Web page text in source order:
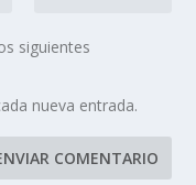
siguientes
nueva entrada.